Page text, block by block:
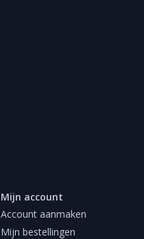
Mijn account
Account aanmaken
Mijn bestellingen